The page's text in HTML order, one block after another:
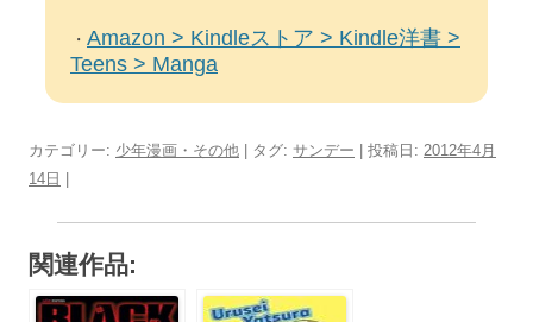
・ Amazon > Kindleストア > Kindle洋書 >
Teens > Manga
カテゴリー: 少年漫画・その他 | タグ: サンデー | 投稿日: 2012年4月
14日
関連作品: